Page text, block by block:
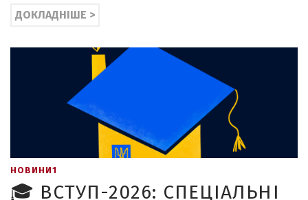
ДОКЛАДНІШЕ >
НОВИНИ1
🎓 ВСТУП-2026: СПЕЦІАЛЬНІ